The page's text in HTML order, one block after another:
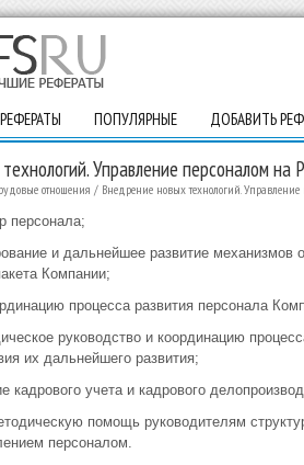
ПОПУЛЯРНЫЕ ДОБАВИТЬ
Управление персоналом на
отношения / Внедрение новых технологий.
персонала;
и дальнейшее развитие
Компании;
процесса развития персонала
руководство и координацию
их дальнейшего развития;
кадрового учета и кадрового
помощь руководителям
персоналом.